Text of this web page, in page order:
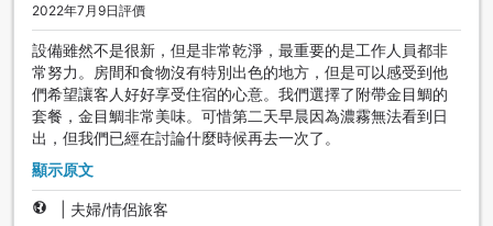
2022年7月9日評價
設備雖然不是很新，但是非常乾淨，最重要的是工作人員都非
常努力。房間和食物沒有特別出色的地方，但是可以感受到他
們希望讓客人好好享受住宿的心意。我們選擇了附帶金目鯛的
套餐，金目鯛非常美味。可惜第二天早晨因為濃霧無法看到日
出，但我們已經在討論什麼時候再去一次了。
顯示原文
夫婦/情侶旅客